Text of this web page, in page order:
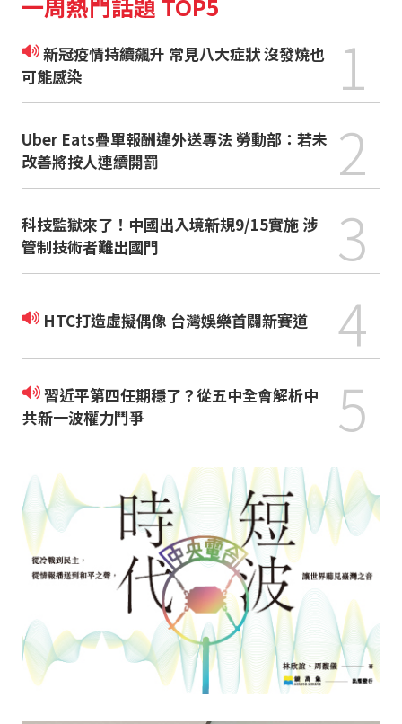
新冠疫情持續飆升 常見八大症狀 沒發燒也
可能感染
1
Uber Eats疊單報酬違外送專法 勞動部：若未
改善將按人連續開罰
2
科技監獄來了！中國出入境新規9/15實施 涉
管制技術者難出國門
3
HTC打造虛擬偶像 台灣娛樂首闢新賽道 4
習近平第四任期穩了？從五中全會解析中
共新一波權力鬥爭
5